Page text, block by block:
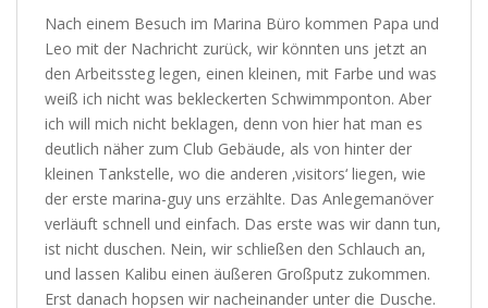
Nach einem Besuch im Marina Büro kommen Papa und
Leo mit der Nachricht zurück, wir könnten uns jetzt an
den Arbeitssteg legen, einen kleinen, mit Farbe und was
weiß ich nicht was bekleckerten Schwimmponton. Aber
ich will mich nicht beklagen, denn von hier hat man es
deutlich näher zum Club Gebäude, als von hinter der
kleinen Tankstelle, wo die anderen ‚visitors‘ liegen, wie
der erste marina-guy uns erzählte. Das Anlegemanöver
verläuft schnell und einfach. Das erste was wir dann tun,
ist nicht duschen. Nein, wir schließen den Schlauch an,
und lassen Kalibu einen äußeren Großputz zukommen.
Erst danach hopsen wir nacheinander unter die Dusche.